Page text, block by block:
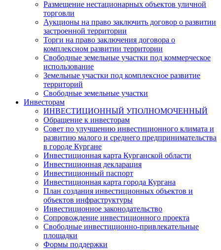
Размещение нестационарных объектов уличной
торговли
Аукционы на право заключить договор о развитии
застроенной территории
Торги на право заключения договора о
комплексном развитии территории
Свободные земельные участки под коммерческое
использование
Земельные участки под комплексное развитие
территорий
Свободные земельные участки
Инвесторам
ИНВЕСТИЦИОННЫЙ УПОЛНОМОЧЕННЫЙ
Обращение к инвесторам
Совет по улучшению инвестиционного климата и
развитию малого и среднего предпринимательства
в городе Кургане
Инвестиционная карта Курганской области
Инвестиционная декларация
Инвестиционный паспорт
Инвестиционная карта города Кургана
План создания инвестиционных объектов и
объектов инфраструктуры
Инвестиционное законодательство
Сопровождение инвестиционного проекта
Свободные инвестиционно-привлекательные
площадки
Формы поддержки